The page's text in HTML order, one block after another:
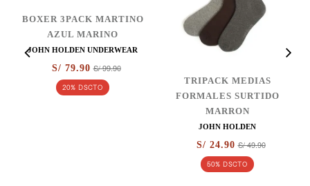
BOXER 3PACK MARTINO
AZUL MARINO
JOHN HOLDEN UNDERWEAR
S/ 79.90 S/ 99.90
20% DSCTO
TRIPACK MEDIAS
FORMALES SURTIDO
MARRON
JOHN HOLDEN
S/ 24.90 S/ 49.90
50% DSCTO